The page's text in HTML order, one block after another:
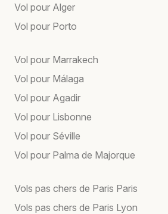
Vol pour Alger
Vol pour Porto
Vol pour Marrakech
Vol pour Málaga
Vol pour Agadir
Vol pour Lisbonne
Vol pour Séville
Vol pour Palma de Majorque
Vols pas chers de Paris Paris
Vols pas chers de Paris Lyon